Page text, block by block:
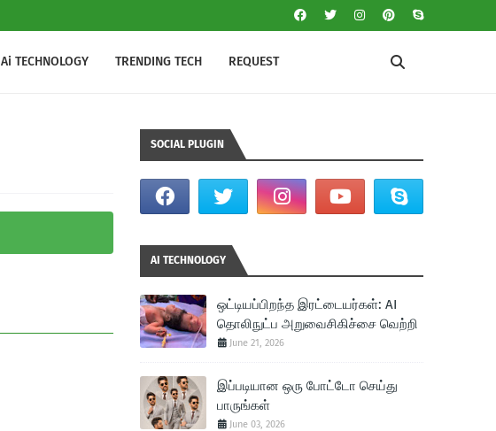
Ai TECHNOLOGY TRENDING TECH REQUEST
SOCIAL PLUGIN
AI TECHNOLOGY
ஒட்டியப்பிறந்த இரட்டையர்கள்: AI
தொலிநுட்ப அறுவைசிகிச்சை வெற்றி
June 21, 2026
இப்படியான ஒரு போட்டோ செய்து
பாருங்கள்
June 03, 2026